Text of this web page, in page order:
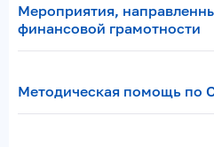
Мероприятия,
финансовой грамотности
Методическая помощь по